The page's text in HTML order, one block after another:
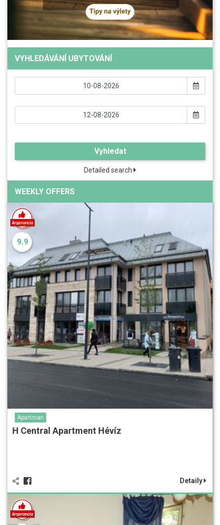
VYHLEDÁVÁNÍ UBYTOVÁNÍ
Vyhledat
Detailed search
WEEKLY OFFERS
9.9
Apartman
H Central Apartment Hévíz
Detaily